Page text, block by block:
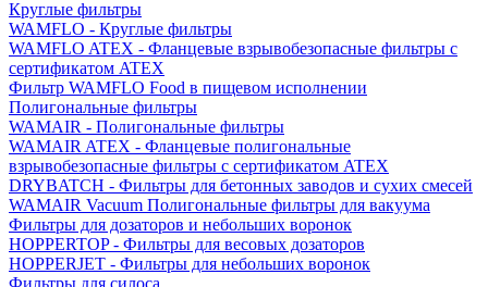
Круглые фильтры
WAMFLO - Круглые фильтры
WAMFLO ATEX - Фланцевые взрывобезопасные фильтры с
сертификатом ATEX
Фильтр WAMFLO Food в пищевом исполнении
Полигональные фильтры
WAMAIR - Полигональные фильтры
WAMAIR ATEX - Фланцевые полигональные
взрывобезопасные фильтры с сертификатом ATEX
DRYBATCH - Фильтры для бетонных заводов и сухих смесей
WAMAIR Vacuum Полигональные фильтры для вакуума
Фильтры для дозаторов и небольших воронок
HOPPERTOP - Фильтры для весовых дозаторов
HOPPERJET - Фильтры для небольших воронок
Фильтры для силоса